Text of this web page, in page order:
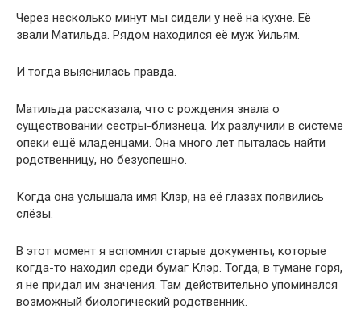
Через несколько минут мы сидели у неё на кухне. Её
звали Матильда. Рядом находился её муж Уильям.
И тогда выяснилась правда.
Матильда рассказала, что с рождения знала о
существовании сестры-близнеца. Их разлучили в системе
опеки ещё младенцами. Она много лет пыталась найти
родственницу, но безуспешно.
Когда она услышала имя Клэр, на её глазах появились
слёзы.
В этот момент я вспомнил старые документы, которые
когда-то находил среди бумаг Клэр. Тогда, в тумане горя,
я не придал им значения. Там действительно упоминался
возможный биологический родственник.